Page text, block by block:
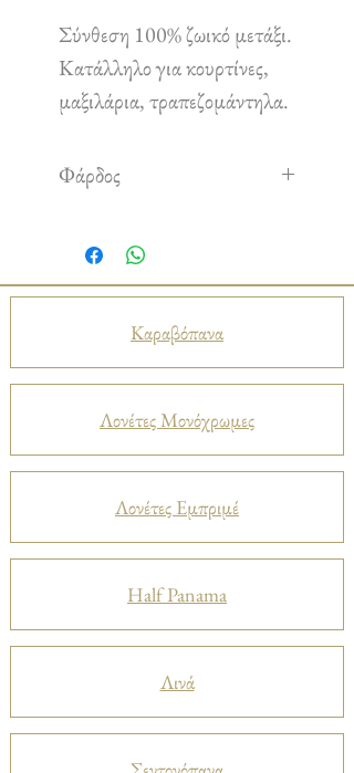
Σύνθεση 100% ζωικό μετάξι.
Κατάλληλο για κουρτίνες,
μαξιλάρια, τραπεζομάντηλα.
Φάρδος
Καραβόπανα
Λονέτες Μονόχρωμες
Λονέτες Εμπριμέ
Half Panama
Λινά